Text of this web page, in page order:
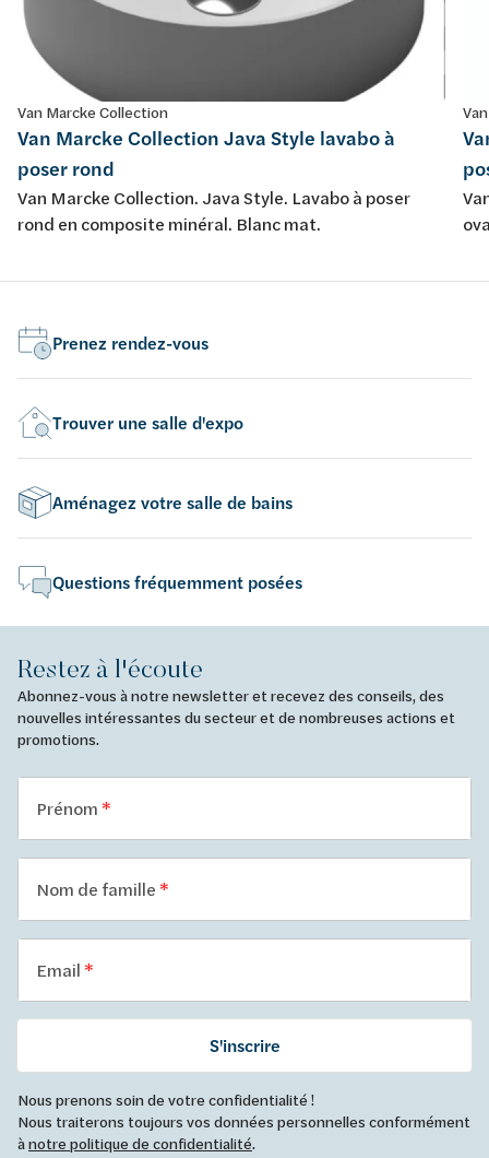
Van Marcke Collection
Van Marcke Collection Java Style lavabo à
poser rond
Van Marcke Collection. Java Style. Lavabo à poser
rond en composite minéral. Blanc mat.
Prenez rendez-vous
Trouver une salle d'expo
Aménagez votre salle de bains
Questions fréquemment posées
Restez à l'écoute
Abonnez-vous à notre newsletter et recevez des conseils, des
nouvelles intéressantes du secteur et de nombreuses actions et
promotions.
Prénom
Nom de famille
Email
S'inscrire
Nous prenons soin de votre confidentialité !
Nous traiterons toujours vos données personnelles conformément
ànotre politique de confidentialité.